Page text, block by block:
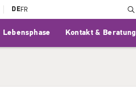
DEFR
Lebensphase Kontakt & Beratung